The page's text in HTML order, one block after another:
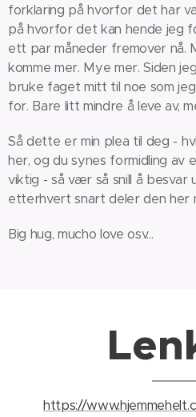
forklaring på hvorfor det har
på hvorfor det kan hende jeg
ett par måneder fremover nå.
komme mer. Mye mer. Siden
bruke faget mitt til noe som
for. Bare litt mindre å leve av,
Så dette er min plea til deg -
her, og du synes formidling av
viktig - så vær så snill å besvar
etterhvert snart deler den her
Big hug, mucho love osv...
https://